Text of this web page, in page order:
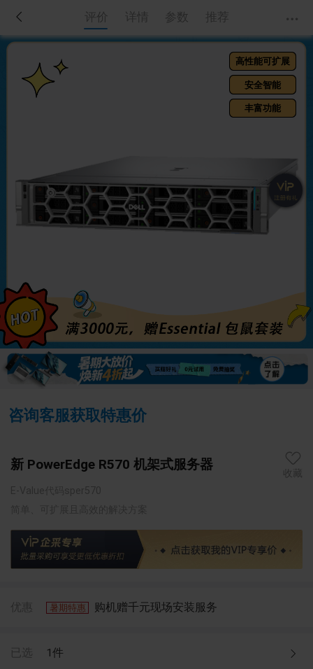
评价 详情 参数 推荐
1 /5
高性能可扩展
安全智能
丰富功能
咨询客服获取特惠价
新 PowerEdge R570 机架式服务器
收藏
优惠 暑期特惠 购机赠千元现场安装服务
已选 1件